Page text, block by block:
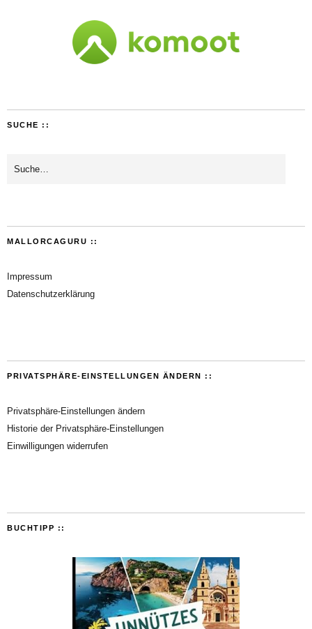
SUCHE ::
MALLORCAGURU ::
Impressum
Datenschutzerklärung
PRIVATSPHÄRE-EINSTELLUNGEN ÄNDERN ::
Privatsphäre-Einstellungen ändern
Historie der Privatsphäre-Einstellungen
Einwilligungen widerrufen
BUCHTIPP ::